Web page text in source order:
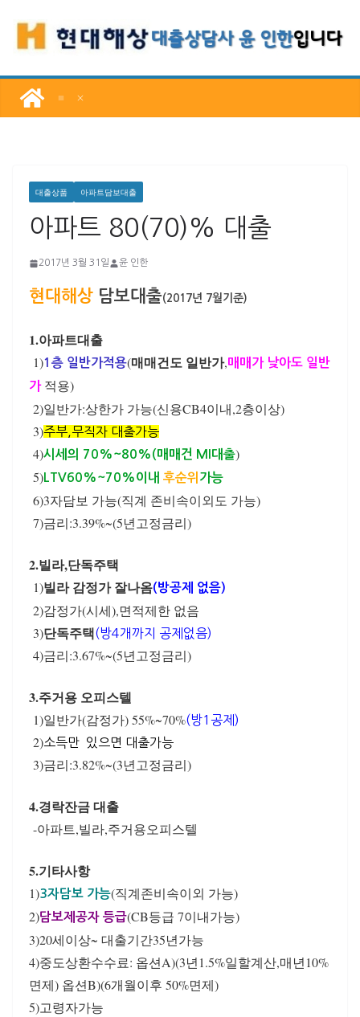
로
너
대출상품 아파트담보대출
아파트 80(70)% 대출
2017년 3월 31일 윤 인한
현대해상 담보대출(2017년 7월기준)
1.아파트대출
1)1층 일반가적용(매매건도 일반가,매매가 낮아도 일반
가적용)
2)일반가:상한가 가능(신용CB4이내,2층이상)
3)주부,무직자 대출가능
4)시세의 70%~80%(매매건 MI대출)
5)LTV60%~70%이내 후순위 가능
6)3자담보 가능(직계 존비속이외도 가능)
7)금리:3.39%~(5년고정금리)
2.빌라,단독주택
1)빌라 감정가 잘나옴(방공제 없음)
2)감정가(시세),면적제한 없음
3)단독주택(방4개까지 공제없음)
4)금리:3.67%~(5년고정금리)
3.주거용 오피스텔
1)일반가(감정가) 55%~70%(방1공제)
2)소득만 있으면 대출가능
3)금리:3.82%~(3년고정금리)
4.경락잔금 대출
-아파트,빌라,주거용오피스텔
5.기타사항
1)3자담보 가능(직계존비속이외 가능)
2)담보제공자 등급(CB등급 7이내가능)
3)20세이상~ 대출기간35년가능
4)중도상환수수료: 옵션A)(3년1.5%일할계산,매년10%
면제) 옵션B)(6개월이후 50%면제)
5)고령자가능